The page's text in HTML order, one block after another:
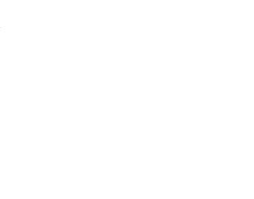
in, Cor: Rosa, Tamanho: 4Y